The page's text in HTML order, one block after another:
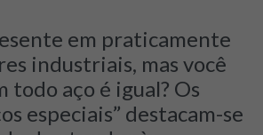
em praticamente
industriais, mas você
todo aço é igual? Os
especiais” destacam-se